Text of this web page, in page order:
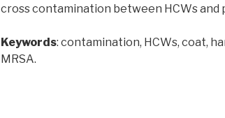
cross contamination between HCWs and
Keywords: contamination, HCWs, coat,
MRSA.